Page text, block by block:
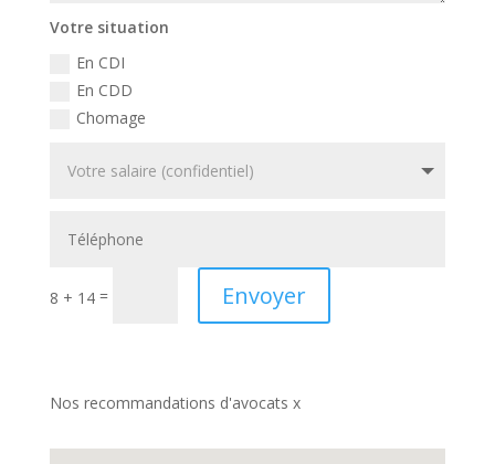
Votre situation
En CDI
En CDD
Chomage
8 + 14= Envoyer
Nos recommandations d'avocats x